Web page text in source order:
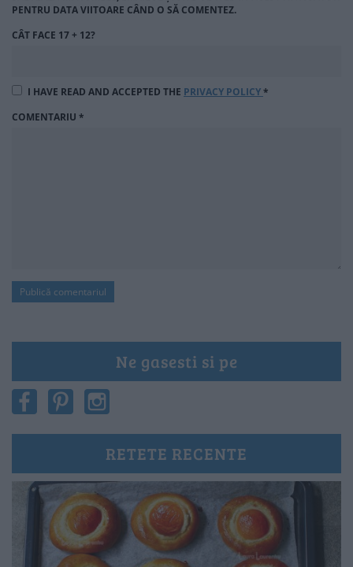
PENTRU DATA VIITOARE CÂND O SĂ COMENTEZ.
CÂT FACE 17 + 12?
I HAVE READ AND ACCEPTED THE PRIVACY POLICY*
COMENTARIU *
Ne gasesti si pe
RETETE RECENTE